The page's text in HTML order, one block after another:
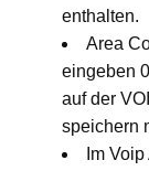
enthalten.
Area
eingeben
auf der
speichern
Im